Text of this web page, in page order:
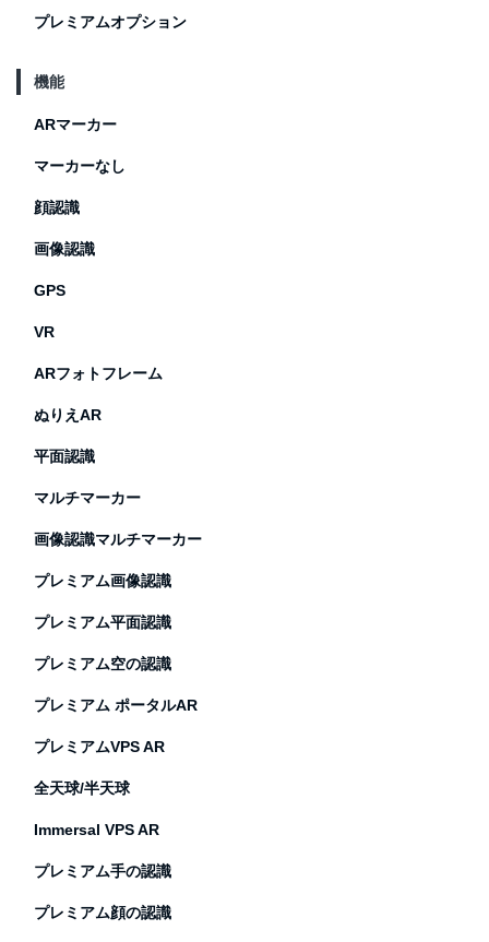
プレミアムオプション
機能
ARマーカー
マーカーなし
顔認識
画像認識
GPS
VR
ARフォトフレーム
ぬりえAR
平面認識
マルチマーカー
画像認識マルチマーカー
プレミアム画像認識
プレミアム平面認識
プレミアム空の認識
プレミアム ポータルAR
プレミアムVPS AR
全天球/半天球
Immersal VPS AR
プレミアム手の認識
プレミアム顔の認識